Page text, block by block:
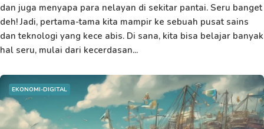
dan juga menyapa para nelayan di sekitar pantai. Seru banget
deh! Jadi, pertama-tama kita mampir ke sebuah pusat sains
dan teknologi yang kece abis. Di sana, kita bisa belajar banyak
hal seru, mulai dari kecerdasan...
EKONOMI-DIGITAL